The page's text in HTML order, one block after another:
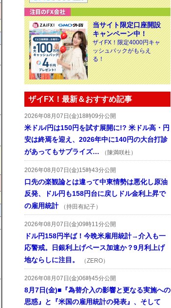
当サイト限定口座開設
キャンペーン中！
ザイFX！限定4000円キャ
ッシュバックがもらえ
る！
ザイFX！最新＆おすすめ記事
2026年08月07日(金)18時09分公開
米ドル/円は150円を試す展開に!? 米ドル高・円
安は終焉を迎え、2026年中に140円の大台打診
があってもサプライズ…
（陳満咲杜）
2026年08月07日(金)15時43分公開
口先の楽観論とは違って中東情勢は悪化し原油
反発、ドル円も158円台に戻しドル金利上昇で
の雇用統計
（持田有紀子）
2026年08月07日(金)09時11分公開
ドル円158円半ば！今晩米雇用統計→介入も一
応警戒。日銀利上げペース加速か？9月利上げ
地ならしに注目。
（ZERO）
2026年08月07日(金)06時45分公開
8月7日(金)■『為替介入の影響と更なる実施への
思惑』と『米国の雇用統計の発表』、そして